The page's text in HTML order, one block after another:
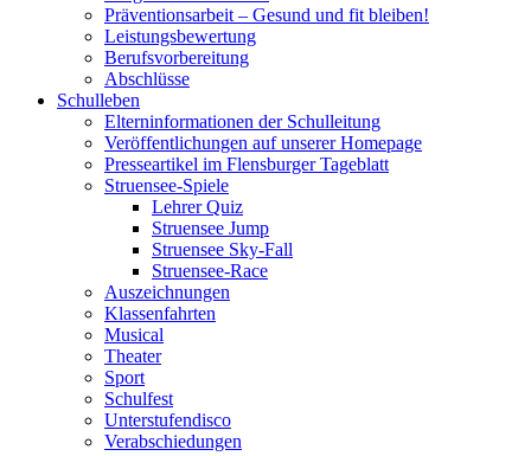
Präventionsarbeit – Gesund und fit bleiben!
Leistungsbewertung
Berufsvorbereitung
Abschlüsse
Schulleben
Elterninformationen der Schulleitung
Veröffentlichungen auf unserer Homepage
Presseartikel im Flensburger Tageblatt
Struensee-Spiele
Lehrer Quiz
Struensee Jump
Struensee Sky-Fall
Struensee-Race
Auszeichnungen
Klassenfahrten
Musical
Theater
Sport
Schulfest
Unterstufendisco
Verabschiedungen